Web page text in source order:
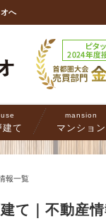
へ
建て
mansion
マンション
報一覧
て｜不動産